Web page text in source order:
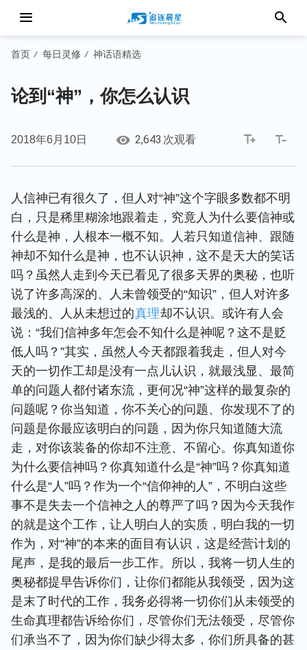
首页 / 每日灵修 / 神话语精选
论到“神”，你怎么认识
2018年6月10日 2,643 次观看
人信神已有很久了，但人对“神”这个字眼多数都不明
白，只是稀里糊涂地跟着走，究竟人为什么要信神或
什么是神，人根本一概不知。人若只知道信神、跟随
神却不知什么是神，也不认识神，这不是天大的笑话
吗？虽然人走到今天已看见了很多天界的奥秘，也听
说了许多高深的、人未曾领受的“知识”，但人对许多
最浅的、人从未想过的真理却不认识。或许有人会
说：“我们信神多年怎会不知什么是神呢？这不是贬
低人吗？”其实，虽然人今天都跟着我走，但人对今
天的一切作工却是没有一点儿认识，就最浅显、最简
单的问题人都付诸东流，更何况“神”这样的最复杂的
问题呢？你当知道，你不关心的问题、你发现不了的
问题是你最应该明白的问题，因为你只知道随大流
走，对你该装备的你却不注意、不留心。你真知道你
为什么要信神吗？你真知道什么是“神”吗？你真知道
什么是“人”吗？作为一个“信仰神的人”，不明白这些
事不是失去一个信神之人的尊严了吗？因为今天我作
的就是这个工作，让人明白人的实质，明白我的一切
作为，对“神”的本来的面目有认识，这是经营计划的
尾声，是我的最后一步工作。所以，我将一切人生的
奥秘都提早告诉你们，让你们都能从我领受，因为这
是末了时代的工作，我务必得将一切你们从未领受的
生命真理都告诉给你们，尽管你们无法领受，尽管你
们承当不了，因为你们缺少得太多，你们所具备的甚